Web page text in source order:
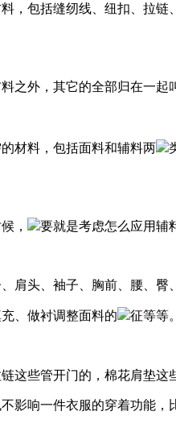
，包括缝纫线、纽扣、拉
之外，其它的全部归在一起
材料，包括面料和辅料两
， 要就是考虑怎么应用辅
肩头、袖子、胸前、腰、
、做衬调整面料的 征等等。
这些管开门的，棉花肩垫这
影响一件衣服的穿着功能